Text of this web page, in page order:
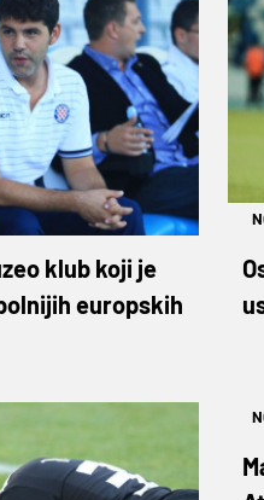
klub koji je
europskih